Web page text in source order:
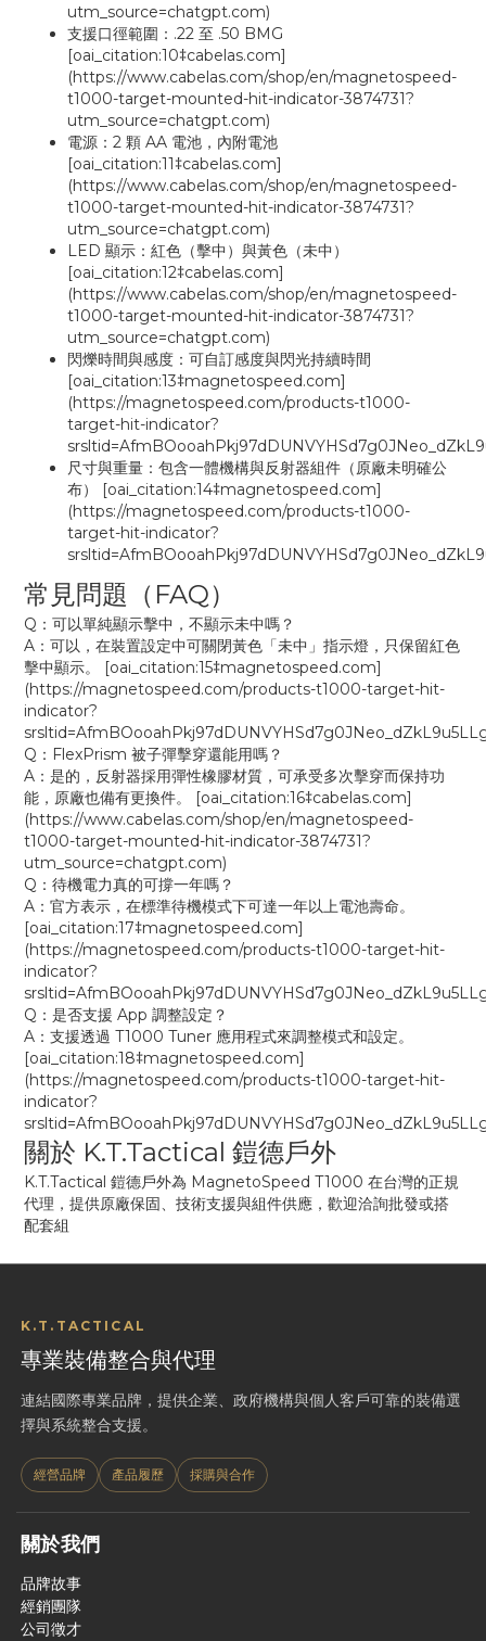
utm_source=chatgpt.com)
支援口徑範圍：.22 至 .50 BMG
[oai_citation:10‡cabelas.com]
(https://www.cabelas.com/shop/en/magnetospeed-
t1000-target-mounted-hit-indicator-3874731?
utm_source=chatgpt.com)
電源：2 顆 AA 電池，內附電池
[oai_citation:11‡cabelas.com]
(https://www.cabelas.com/shop/en/magnetospeed-
t1000-target-mounted-hit-indicator-3874731?
utm_source=chatgpt.com)
LED 顯示：紅色（擊中）與黃色（未中）
[oai_citation:12‡cabelas.com]
(https://www.cabelas.com/shop/en/magnetospeed-
t1000-target-mounted-hit-indicator-3874731?
utm_source=chatgpt.com)
閃爍時間與感度：可自訂感度與閃光持續時間
[oai_citation:13‡magnetospeed.com]
(https://magnetospeed.com/products-t1000-
target-hit-indicator?
尺寸與重量：包含一體機構與反射器組件（原廠未明確公
布） [oai_citation:14‡magnetospeed.com]
(https://magnetospeed.com/products-t1000-
target-hit-indicator?
常見問題（FAQ）
Q：可以單純顯示擊中，不顯示未中嗎？
A：可以，在裝置設定中可關閉黃色「未中」指示燈，只保留紅色
擊中顯示。 [oai_citation:15‡magnetospeed.com]
(https://magnetospeed.com/products-t1000-target-hit-
indicator?
Q：FlexPrism 被子彈擊穿還能用嗎？
A：是的，反射器採用彈性橡膠材質，可承受多次擊穿而保持功
能，原廠也備有更換件。 [oai_citation:16‡cabelas.com]
(https://www.cabelas.com/shop/en/magnetospeed-
t1000-target-mounted-hit-indicator-3874731?
utm_source=chatgpt.com)
Q：待機電力真的可撐一年嗎？
A：官方表示，在標準待機模式下可達一年以上電池壽命。
[oai_citation:17‡magnetospeed.com]
(https://magnetospeed.com/products-t1000-target-hit-
indicator?
Q：是否支援 App 調整設定？
A：支援透過 T1000 Tuner 應用程式來調整模式和設定。
[oai_citation:18‡magnetospeed.com]
(https://magnetospeed.com/products-t1000-target-hit-
indicator?
關於 K.T.Tactical 鎧德戶外
K.T.Tactical 鎧德戶外為 MagnetoSpeed T1000 在台灣的正規
代理，提供原廠保固、技術支援與組件供應，歡迎洽詢批發或搭
配套組
K.T.TACTICAL
專業裝備整合與代理
連結國際專業品牌，提供企業、政府機構與個人客戶可靠的裝備選
擇與系統整合支援。
經營品牌 產品履歷 採購與合作
關於我們
品牌故事
經銷團隊
公司徵才